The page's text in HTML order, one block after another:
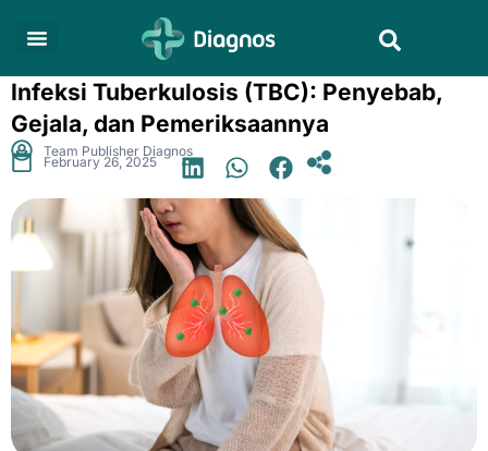
Infeksi Tuberkulosis (TBC): Penyebab,
Gejala, dan Pemeriksaannya
Team Publisher Diagnos
February 26, 2025 .